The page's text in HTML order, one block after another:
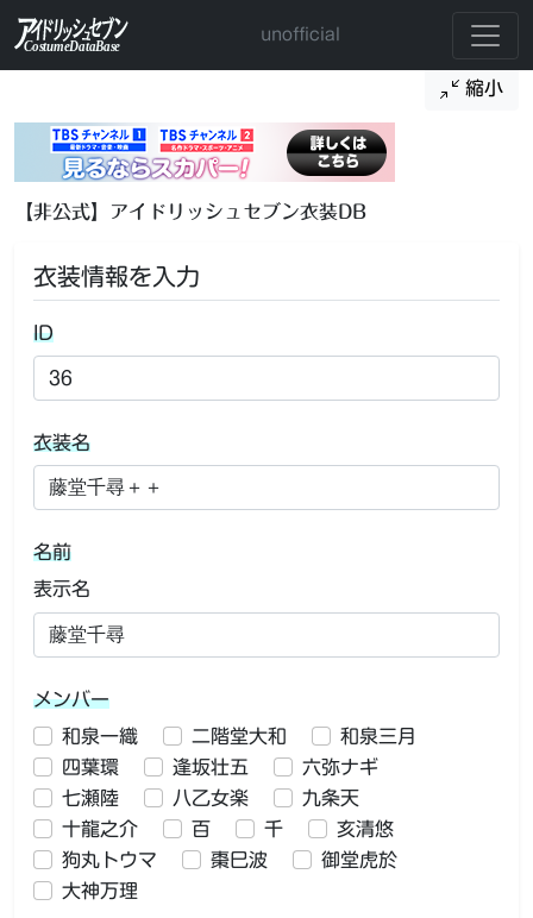
unofficial
縮小
【非公式】アイドリッシュセブン衣装DB
衣装情報を入力
ID
衣装名
名前
表示名
メンバー
和泉一織
二階堂大和
和泉三月
四葉環
逢坂壮五
六弥ナギ
七瀬陸
八乙女楽
九条天
十龍之介
百 千
亥清悠
狗丸トウマ
棗巳波
御堂虎於
大神万理